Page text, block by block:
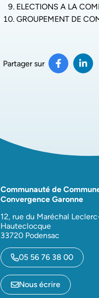
ELECTIONS A LA
GROUPEMENT DE
Partager sur Partager
Communauté de
Convergence Garonne
12, rue du Maréchal
Hauteclocque
33720 Podensac
05 56 76 38 00
Nous écrire